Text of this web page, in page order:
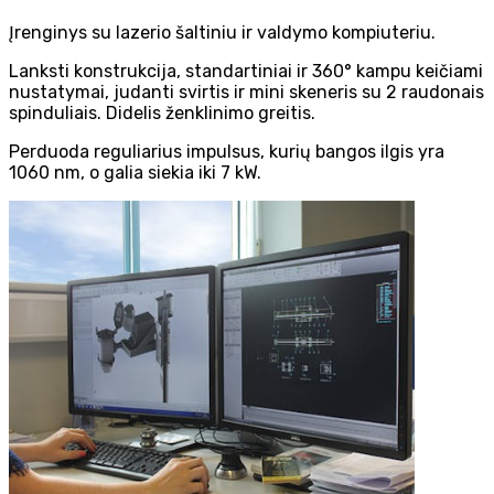
Įrenginys su lazerio šaltiniu ir valdymo kompiuteriu.
Lanksti konstrukcija, standartiniai ir 360° kampu keičiami
nustatymai, judanti svirtis ir mini skeneris su 2 raudonais
spinduliais. Didelis ženklinimo greitis.
Perduoda reguliarius impulsus, kurių bangos ilgis yra
1060 nm, o galia siekia iki 7 kW.